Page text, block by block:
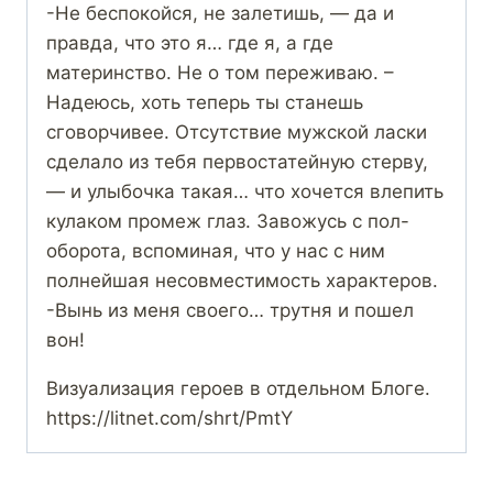
-Не беспокойся, не залетишь, — да и
правда, что это я… где я, а где
материнство. Не о том переживаю. –
Надеюсь, хоть теперь ты станешь
сговорчивее. Отсутствие мужской ласки
сделало из тебя первостатейную стерву,
— и улыбочка такая… что хочется влепить
кулаком промеж глаз. Завожусь с пол-
оборота, вспоминая, что у нас с ним
полнейшая несовместимость характеров.
-Вынь из меня своего… трутня и пошел
вон!
Визуализация героев в отдельном Блоге.
https://litnet.com/shrt/PmtY